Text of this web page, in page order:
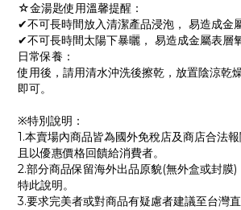
☆金湯匙使用溫馨提醒：
✔不可長時間放入清潔產品浸泡， 易造成金
✔不可長時間太陽下暴曬， 易造成金屬表層
日常保養：
使用後，請用清水沖洗後擦乾，放置陰涼乾
即可。
※特別說明：
1.本賣場內商品皆為國外免稅店及商店合法
且以優惠價格回饋給消費者。
2.部分商品保留海外出品原貌(無外盒或封膜)
特此說明。
3.要求完美者或對商品有疑慮者建議至台灣直